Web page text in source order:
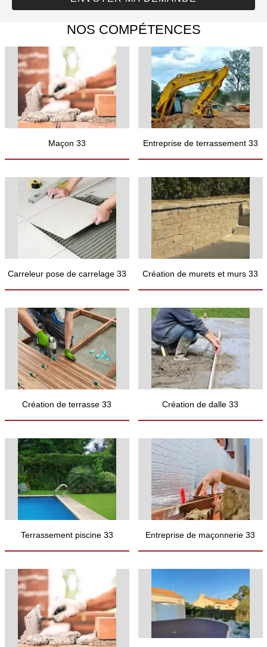
NOS COMPÉTENCES
Maçon 33 Entreprise de terrassement 33
Carreleur pose de carrelage 33 Création de murets et murs 33
Création de terrasse 33 Création de dalle 33
Terrassement piscine 33 Entreprise de maçonnerie 33